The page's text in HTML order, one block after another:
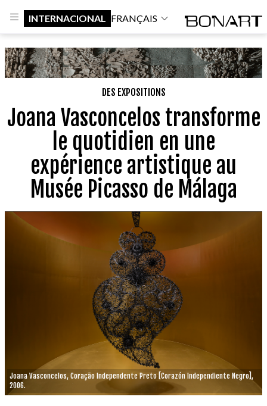
INTERNACIONAL FRANÇAIS
DES EXPOSITIONS
Joana Vasconcelos transforme
le quotidien en une
expérience artistique au
Musée Picasso de Málaga
Joana Vasconcelos, Coração Independente Preto [Corazón Independiente Negro],
2006.